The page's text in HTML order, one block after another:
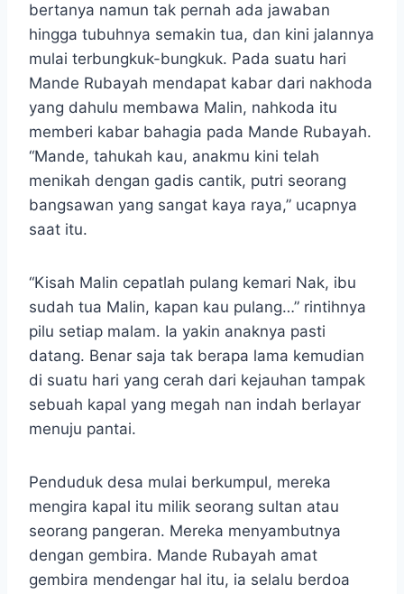
bertanya namun tak pernah ada jawaban
hingga tubuhnya semakin tua, dan kini jalannya
mulai terbungkuk-bungkuk. Pada suatu hari
Mande Rubayah mendapat kabar dari nakhoda
yang dahulu membawa Malin, nahkoda itu
memberi kabar bahagia pada Mande Rubayah.
“Mande, tahukah kau, anakmu kini telah
menikah dengan gadis cantik, putri seorang
bangsawan yang sangat kaya raya,” ucapnya
saat itu.
“Kisah Malin cepatlah pulang kemari Nak, ibu
sudah tua Malin, kapan kau pulang…” rintihnya
pilu setiap malam. Ia yakin anaknya pasti
datang. Benar saja tak berapa lama kemudian
di suatu hari yang cerah dari kejauhan tampak
sebuah kapal yang megah nan indah berlayar
menuju pantai.
Penduduk desa mulai berkumpul, mereka
mengira kapal itu milik seorang sultan atau
seorang pangeran. Mereka menyambutnya
dengan gembira. Mande Rubayah amat
gembira mendengar hal itu, ia selalu berdoa